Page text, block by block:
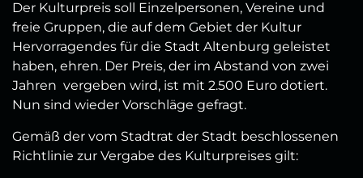
Der Kulturpreis soll Einzelpersonen, Vereine und
freie Gruppen, die auf dem Gebiet der Kultur
Hervorragendes für die Stadt Altenburg geleistet
haben, ehren. Der Preis, der im Abstand von zwei
Jahren vergeben wird, ist mit 2.500 Euro dotiert.
Nun sind wieder Vorschläge gefragt.
Gemäß der vom Stadtrat der Stadt beschlossenen
Richtlinie zur Vergabe des Kulturpreises gilt: